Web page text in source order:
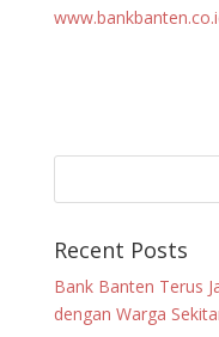
Recent Posts
Bank Banten Terus
dengan Warga